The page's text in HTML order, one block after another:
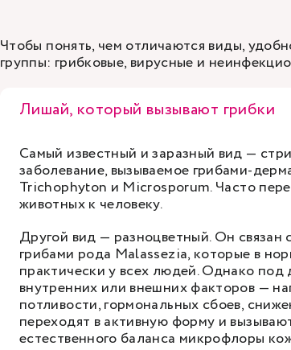
Чтобы понять, чем отличаются виды,
группы: грибковые, вирусные и
Лишай, который вызывают грибки
Самый известный и заразный вид —
заболевание, вызываемое грибами-
Trichophyton и Microsporum. Часто
животных к человеку.
Другой вид — разноцветный. Он
грибами рода Malassezia, которые в
практически у всех людей. Однако
внутренних или внешних факторов —
потливости, гормональных сбоев,
переходят в активную форму и
естественного баланса микрофлоры